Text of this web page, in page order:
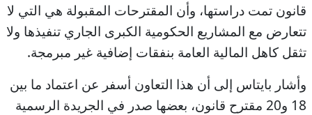
قانون تمت دراستها، وأن المقترحات المقبولة هي التي لا
تتعارض مع المشاريع الحكومية الكبرى الجاري تنفيذها ولا
تثقل كاهل المالية العامة بنفقات إضافية غير مبرمجة.
وأشار بايتاس إلى أن هذا التعاون أسفر عن اعتماد ما بين
18 و20 مقترح قانون، بعضها صدر في الجريدة الرسمية